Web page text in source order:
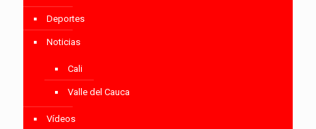
Deportes
Noticias
Cali
Valle del Cauca
Vídeos